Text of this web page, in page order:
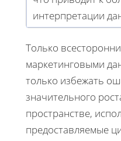
интерпретации
Только
маркетинговыми
только избежать
значительного
пространстве,
предоставляемые